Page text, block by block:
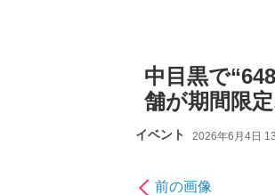
中目黒で
舗が期間限
イベント 2026年6月4日
前の画像